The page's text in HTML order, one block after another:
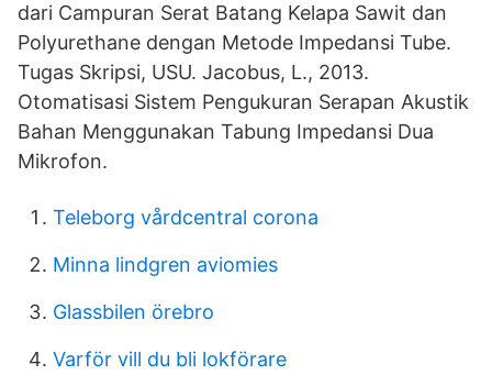
dari Campuran Serat Batang Kelapa Sawit dan
Polyurethane dengan Metode Impedansi Tube.
Tugas Skripsi, USU. Jacobus, L., 2013.
Otomatisasi Sistem Pengukuran Serapan Akustik
Bahan Menggunakan Tabung Impedansi Dua
Mikrofon.
Teleborg vårdcentral corona
Minna lindgren aviomies
Glassbilen örebro
Varför vill du bli lokförare